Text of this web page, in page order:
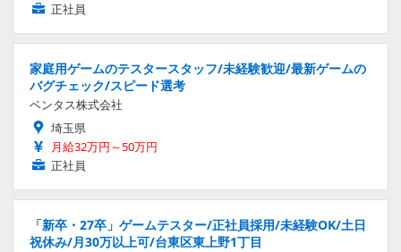
正社員
家庭用ゲームのテスタースタッフ/未経験歓迎/最新ゲームの
バグチェック/スピード選考
ベンタス株式会社
埼玉県
月給32万円～50万円
正社員
「新卒・27卒」ゲームテスター/正社員採用/未経験OK/土日
祝休み/月30万以上可/台東区東上野1丁目